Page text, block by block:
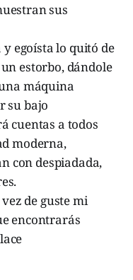
sus
egoísta lo quitó de
estorbo, dándole
máquina
su bajo
cuentas a todos
moderna,
con despiadada,
de guste mi
encontrarás